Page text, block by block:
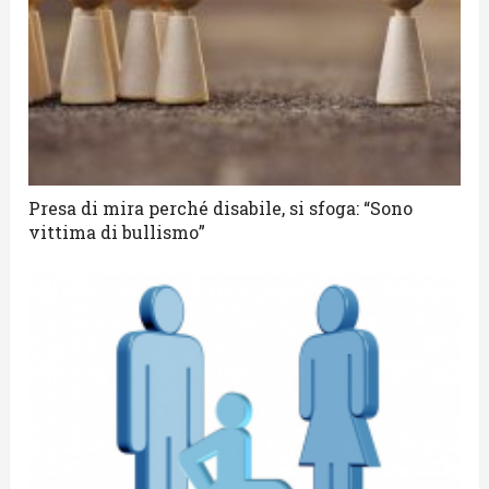
Presa di mira perché disabile, si sfoga: “Sono
vittima di bullismo”